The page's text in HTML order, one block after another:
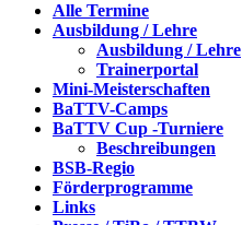
Alle Termine
Ausbildung / Lehre
Ausbildung / Lehre
Trainerportal
Mini-Meisterschaften
BaTTV-Camps
BaTTV Cup -Turniere
Beschreibungen
BSB-Regio
Förderprogramme
Links